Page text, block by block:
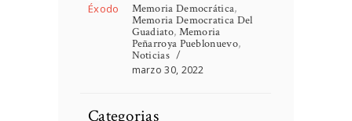
Memoria Democrática,
Memoria Democratica Del
Guadiato, Memoria
Peñarroya Pueblonuevo,
Noticias
marzo 30, 2022
Categorias